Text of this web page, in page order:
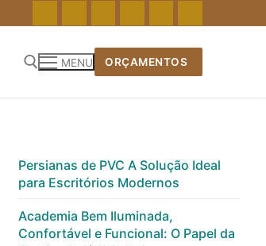
MENU ORÇAMENTOS
Persianas de PVC A Solução Ideal
para Escritórios Modernos
Academia Bem Iluminada,
Confortável e Funcional: O Papel da